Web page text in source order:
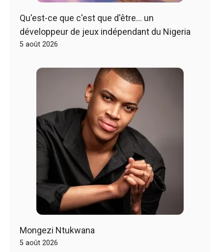
Qu'est-ce que c'est que d'être… un
développeur de jeux indépendant du Nigeria
5 août 2026
Mongezi Ntukwana
5 août 2026